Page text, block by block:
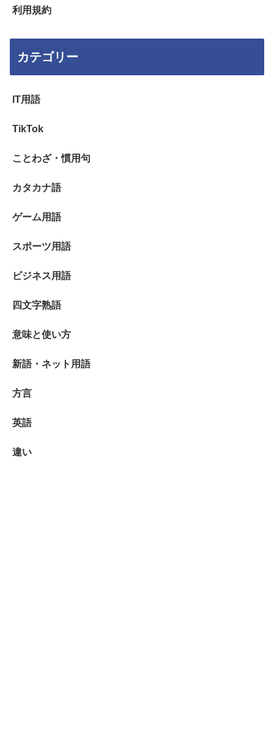
利用規約
カテゴリー
IT用語
TikTok
ことわざ・慣用句
カタカナ語
ゲーム用語
スポーツ用語
ビジネス用語
四文字熟語
意味と使い方
新語・ネット用語
方言
英語
違い